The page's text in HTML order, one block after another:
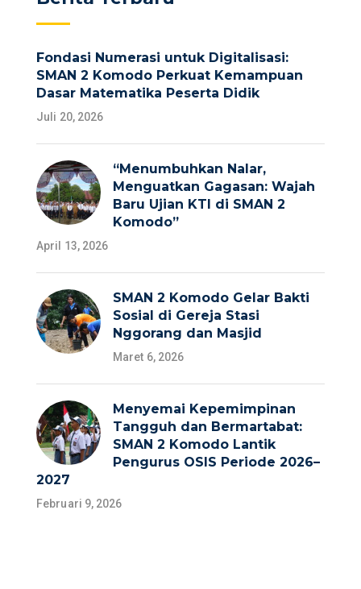
Fondasi Numerasi untuk Digitalisasi:
SMAN 2 Komodo Perkuat Kemampuan
Dasar Matematika Peserta Didik
Juli 20, 2026
“Menumbuhkan Nalar,
Menguatkan Gagasan: Wajah
Baru Ujian KTI di SMAN 2
Komodo”
April 13, 2026
SMAN 2 Komodo Gelar Bakti
Sosial di Gereja Stasi
Nggorang dan Masjid
Maret 6, 2026
Menyemai Kepemimpinan
Tangguh dan Bermartabat:
SMAN 2 Komodo Lantik
Pengurus OSIS Periode 2026–
2027
Februari 9, 2026